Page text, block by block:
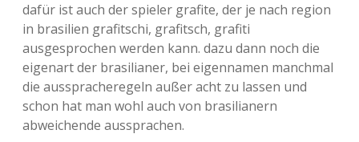
dafür ist auch der spieler grafite, der je nach region
in brasilien grafitschi, grafitsch, grafiti
ausgesprochen werden kann. dazu dann noch die
eigenart der brasilianer, bei eigennamen manchmal
die ausspracheregeln außer acht zu lassen und
schon hat man wohl auch von brasilianern
abweichende aussprachen.